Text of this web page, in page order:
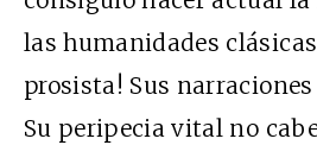
las humanidades
prosista! Sus
Su peripecia vital no